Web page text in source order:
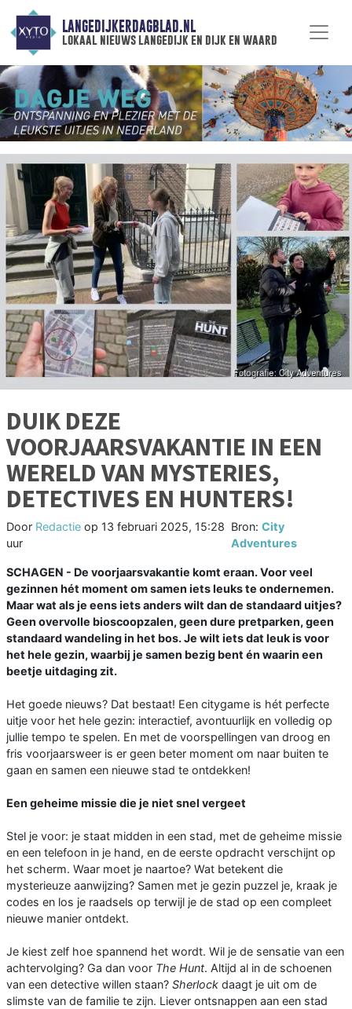
LANGEDIJKERDAGBLAD.NL
lokaal nieuws langedijk en dijk en waard
DUIK DEZE
VOORJAARSVAKANTIE IN EEN
WERELD VAN MYSTERIES,
DETECTIVES EN HUNTERS!
Door Redactie op 13 februari 2025, 15:28
uur
Bron: City
Adventures
SCHAGEN - De voorjaarsvakantie komt eraan. Voor veel
gezinnen hét moment om samen iets leuks te ondernemen.
Maar wat als je eens iets anders wilt dan de standaard uitjes?
Geen overvolle bioscoopzalen, geen dure pretparken, geen
standaard wandeling in het bos. Je wilt iets dat leuk is voor
het hele gezin, waarbij je samen bezig bent én waarin een
beetje uitdaging zit.
Het goede nieuws? Dat bestaat! Een citygame is hét perfecte
uitje voor het hele gezin: interactief, avontuurlijk en volledig op
jullie tempo te spelen. En met de voorspellingen van droog en
fris voorjaarsweer is er geen beter moment om naar buiten te
gaan en samen een nieuwe stad te ontdekken!
Een geheime missie die je niet snel vergeet
Stel je voor: je staat midden in een stad, met de geheime missie
en een telefoon in je hand, en de eerste opdracht verschijnt op
het scherm. Waar moet je naartoe? Wat betekent die
mysterieuze aanwijzing? Samen met je gezin puzzel je, kraak je
codes en los je raadsels op terwijl je de stad op een compleet
nieuwe manier ontdekt.
Je kiest zelf hoe spannend het wordt. Wil je de sensatie van een
achtervolging? Ga dan voor The Hunt. Altijd al in de schoenen
van een detective willen staan? Sherlock daagt je uit om de
slimste van de familie te zijn. Liever ontsnappen aan een stad